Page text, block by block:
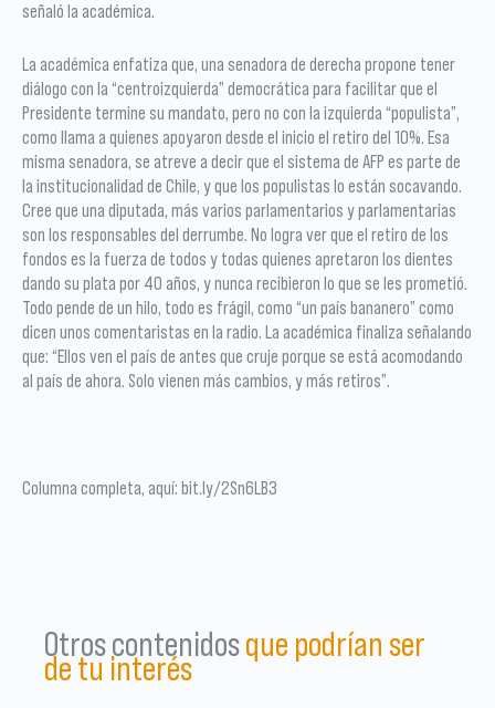
señaló la académica.
La académica enfatiza que, una senadora de derecha propone tener
diálogo con la “centroizquierda” democrática para facilitar que el
Presidente termine su mandato, pero no con la izquierda “populista”,
como llama a quienes apoyaron desde el inicio el retiro del 10%. Esa
misma senadora, se atreve a decir que el sistema de AFP es parte de
la institucionalidad de Chile, y que los populistas lo están socavando.
Cree que una diputada, más varios parlamentarios y parlamentarias
son los responsables del derrumbe. No logra ver que el retiro de los
fondos es la fuerza de todos y todas quienes apretaron los dientes
dando su plata por 40 años, y nunca recibieron lo que se les prometió.
Todo pende de un hilo, todo es frágil, como “un país bananero” como
dicen unos comentaristas en la radio. La académica finaliza señalando
que: “Ellos ven el país de antes que cruje porque se está acomodando
al país de ahora. Solo vienen más cambios, y más retiros”.
Columna completa, aquí: bit.ly/2Sn6LB3
Otros contenidosque podrían ser
de tu interés